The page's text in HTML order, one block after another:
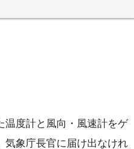
温度計と風向・風速計をゲ
気象庁長官に届け出なけれ